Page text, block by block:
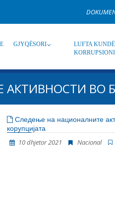
GJYQËSORI
LUFTA
Gjuhë
ВО
Следење на националните
корупцијата
10 dhjetor 2021 Nacional